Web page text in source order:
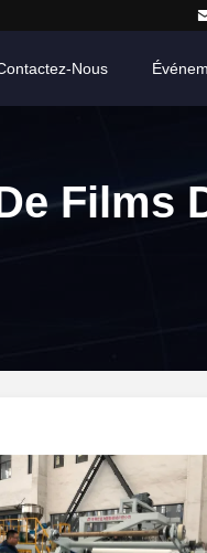
Nous
Films